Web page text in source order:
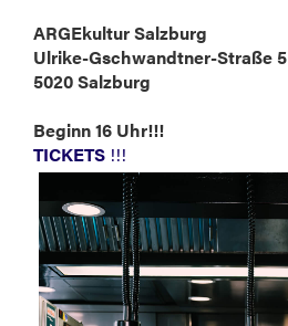
ARGEkultur Salzburg
Ulrike-Gschwandtner-Straße 5
5020 Salzburg
Beginn 16 Uhr!!!
TICKETS !!!